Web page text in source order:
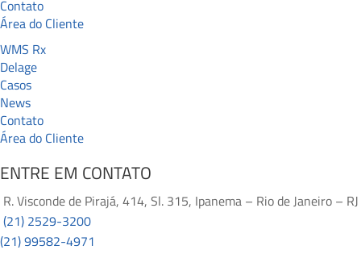
Contato
Área do Cliente
WMS Rx
Delage
Casos
News
Contato
Área do Cliente
ENTRE EM CONTATO
R. Visconde de Pirajá, 414, Sl. 315, Ipanema – Rio de Janeiro – RJ
(21) 2529-3200
(21) 99582-4971